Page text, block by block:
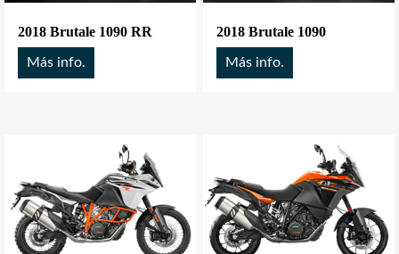
2018 Brutale 1090 RR
Más info.
2018 Brutale 1090
Más info.